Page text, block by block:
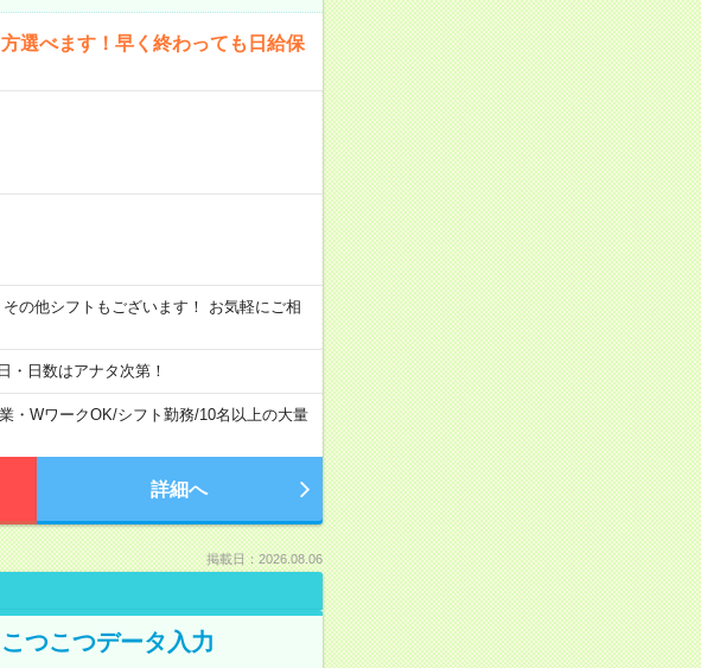
選べます！早く終わっても日給保
の他シフトもございます！ お気軽にご相
日数はアナタ次第！
・WワークOK/シフト勤務/10名以上の大量
詳細へ
掲載日：2026.08.06
つこつデータ入力